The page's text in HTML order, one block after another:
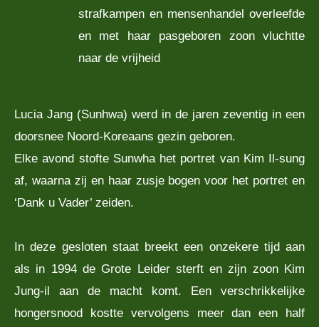
strafkampen en mensenhandel overleefde
en met haar pasgeboren zoon vluchtte
naar de vrijheid
Lucia Jang (Sunhwa) werd in de jaren zeventig in een
doorsnee Noord-Koreaans gezin geboren.
Elke avond stofte Sunwha het portret van Kim Il-sung
af, waarna zij en haar zusje bogen voor het portret en
‘Dank u Vader’ zeiden.
In deze gesloten staat breekt een onzekere tijd aan
als in 1994 de Grote Leider sterft en zijn zoon Kim
Jung-il aan de macht komt. Een verschrikkelijke
hongersnood kostte vervolgens meer dan een half